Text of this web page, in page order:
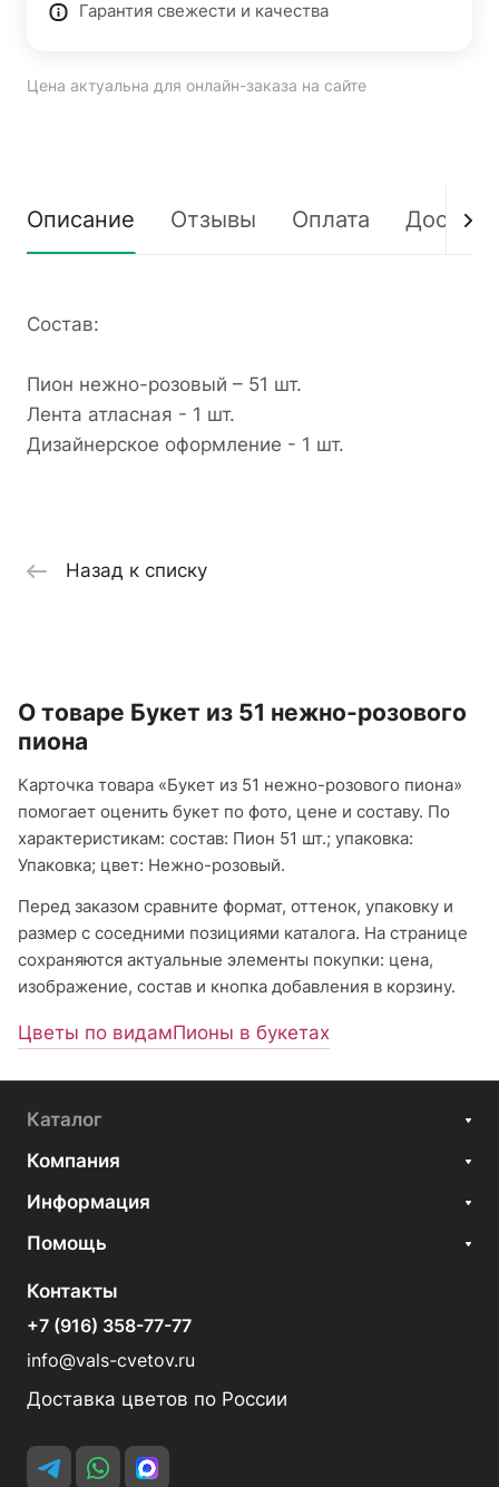
Гарантия свежести и качества
Цена актуальна для онлайн-заказа на сайте
Описание Отзывы Оплата
Состав:
Пион нежно-розовый – 51 шт.
Лента атласная - 1 шт.
Дизайнерское оформление - 1 шт.
Назад к списку
О товаре Букет из 51 нежно-розового
пиона
Карточка товара «Букет из 51 нежно-розового пиона»
помогает оценить букет по фото, цене и составу. По
характеристикам: состав: Пион 51 шт.; упаковка:
Упаковка; цвет: Нежно-розовый.
Перед заказом сравните формат, оттенок, упаковку и
размер с соседними позициями каталога. На странице
сохраняются актуальные элементы покупки: цена,
изображение, состав и кнопка добавления в корзину.
Цветы по видамПионы в букетах
Каталог
Компания
Информация
Помощь
Контакты
+7 (916) 358-77-77
info@vals-cvetov.ru
Доставка цветов по России